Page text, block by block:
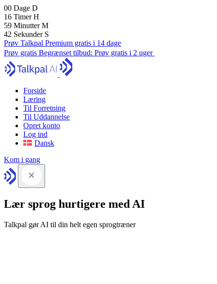
00 Dage D
16 TimerH
59 MinutterM
41 Sekunder S
Prøv Talkpal Premium gratis i 14 dage
Prøv gratis Begrænset tilbud: Prøv gratis i 2 uger
Forside
Læring
Til Forretning
Til Uddannelse
Opret konto
Log ind
Dansk
Kom i gang
Lær sprog hurtigere med AI
Talkpal gør AI til din helt egen sprogtræner